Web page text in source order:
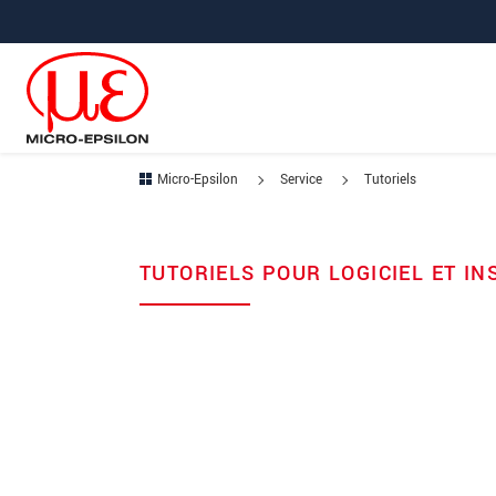
Micro-Epsilon Service Tutoriels
TUTORIELS POUR LOGICIEL ET